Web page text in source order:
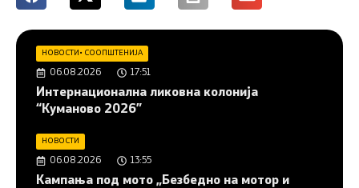
НОВОСТИ• СООПШТЕНИЈА
06.08.2026 17:51
Интернационална ликовна колонија
“Куманово 2026”
НОВОСТИ
06.08.2026 13:55
Кампања под мото „Безбедно на мотор и